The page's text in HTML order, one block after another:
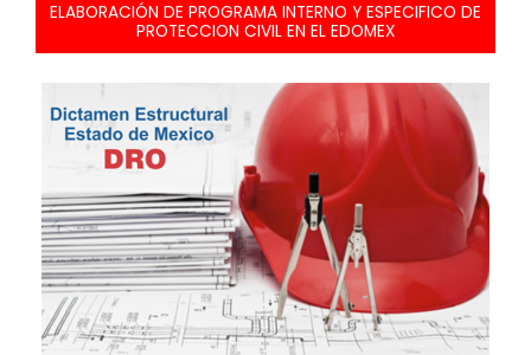
ELABORACIÓN DE PROGRAMA INTERNO Y ESPECIFICO DE
PROTECCION CIVIL EN EL EDOMEX